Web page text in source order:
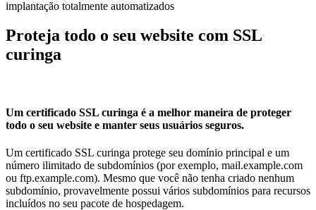
implantação totalmente automatizados
Proteja todo o seu website com SSL
curinga
Um certificado SSL curinga é a melhor maneira de proteger
todo o seu website e manter seus usuários seguros.
Um certificado SSL curinga protege seu domínio principal e um
número ilimitado de subdomínios (por exemplo, mail.example.com
ou ftp.example.com). Mesmo que você não tenha criado nenhum
subdomínio, provavelmente possui vários subdomínios para recursos
incluídos no seu pacote de hospedagem.